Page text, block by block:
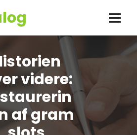
videre:
af gram